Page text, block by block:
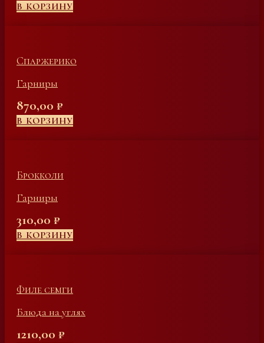
В КОРЗИНУ
Спаржерико
Гарниры
870,00 ₽
В КОРЗИНУ
Брокколи
Гарниры
310,00 ₽
В КОРЗИНУ
Филе семги
Блюда на углях
1210,00 ₽